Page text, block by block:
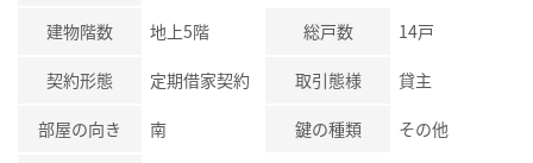
建物階数
地上5階 総戸数 14戸
契約形態 定期借家契約 取引態様 貸主
部屋の向き 南 鍵の種類 その他